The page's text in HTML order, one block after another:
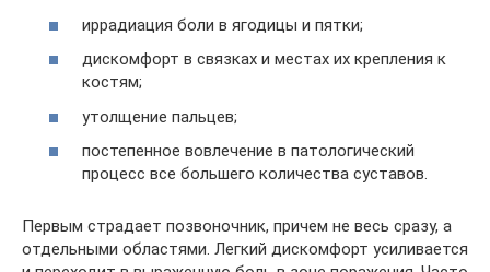
иррадиация боли в ягодицы и пятки;
дискомфорт в связках и местах их крепления к
костям;
утолщение пальцев;
постепенное вовлечение в патологический
процесс все большего количества суставов.
Первым страдает позвоночник, причем не весь сразу, а
отдельными областями. Легкий дискомфорт усиливается